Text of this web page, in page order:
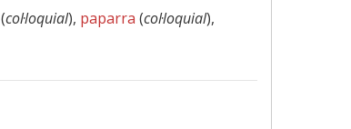
(col·loquial), paparra (col·loquial),